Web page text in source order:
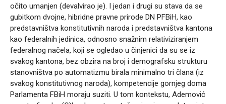
očito umanjen (devalvirao je). I jedan i drugi su stava da se
gubitkom dvojne, hibridne pravne prirode DN PFBiH, kao
predstavništva konstitutivnih naroda i predstavništva kantona
kao federalnih jedinica, odnosno snažnim relativiziranjem
federalnog načela, koji se ogledao u činjenici da su se iz
svakog kantona, bez obzira na broj i demografsku strukturu
stanovništva po automatizmu birala minimalno tri člana (iz
svakog konstitutivnog naroda), kompetencije gornjeg doma
Parlamenta FBiH moraju suziti. U tom kontekstu, Ademović